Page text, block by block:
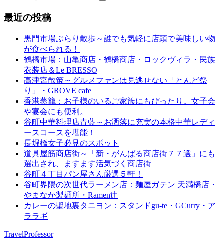
最近の投稿
黒門市場ぶらり散歩～誰でも気軽に店頭で美味しい物
が食べられる！
鶴橋市場：山亀商店・鶴橋商店・ロックヴィラ・民族
衣装店＆Le BRESSO
高津宮散策～グルメファンは見逃せない「とんど祭
り」・GROVE cafe
香港蒸籠：お子様のいるご家族にもぴったり。女子会
や宴会にも便利。
谷町中華料理店青藍～お洒落に充実の本格中華レディ
ースコースを堪能！
長堀橋女子必見のスポット
道具屋筋商店街～「新・がんばる商店街７７選」にも
選出され、ますます活気づく商店街
谷町４丁目パン屋さん厳選５軒！
谷町界隈の次世代ラーメン店：麺屋ガテン 天満橋店・
やまなか製麺所・Ramen辻
カレーの聖地裏タニヨン：スタンドgu-te・GCurry・ア
ララギ
TravelProfessor